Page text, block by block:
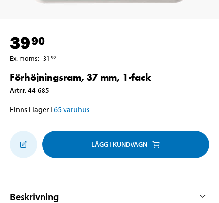
3990
Ex. moms: 31 92
Förhöjningsram, 37 mm, 1-fack
Artnr.44-685
Finns i lager i 65varuhus
LÄGG I KUNDVAGN
Beskrivning